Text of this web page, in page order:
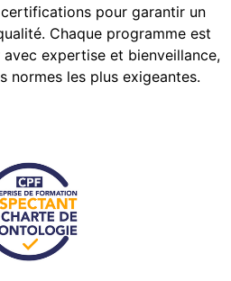
pour garantir un
Chaque programme est
expertise et bienveillance,
normes les plus exigeantes.